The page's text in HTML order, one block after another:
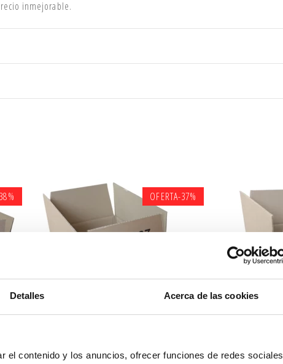
Detalles Acerca de las cookies
el contenido y los anuncios, ofrecer funciones de redes sociales
inmejorable.
OFERTA-37%